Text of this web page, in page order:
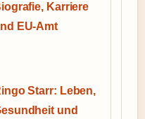
Karriere
EU-Amt
Starr: Leben,
und